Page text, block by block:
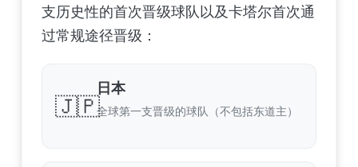
支历史性的首次晋级球队以及卡塔尔首次通
过常规途径晋级：
🇯🇵
日本
全球第一支晋级的球队（不包括东道主）